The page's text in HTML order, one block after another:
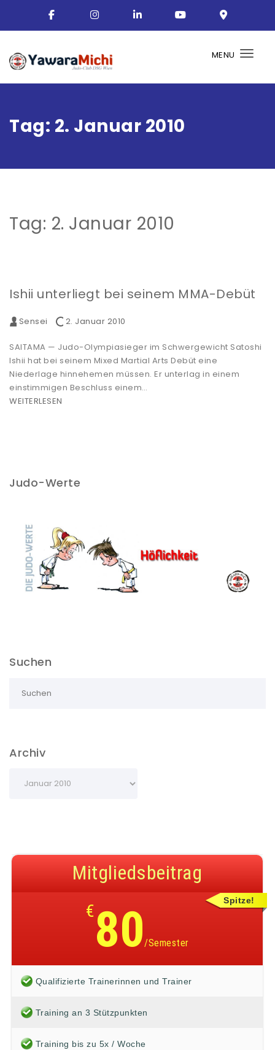
MENU
Tag: 2. Januar 2010
Tag: 2. Januar 2010
Ishii unterliegt bei seinem MMA-Debüt
Sensei 2. Januar 2010
SAITAMA — Judo-Olympiasieger im Schwergewicht Satoshi
Ishii hat bei seinem Mixed Martial Arts Debüt eine
Niederlage hinnehemen müssen. Er unterlag in einem
einstimmigen Beschluss einem…
WEITERLESEN
Judo-Werte
Suchen
Archiv
Spitze!
Mitgliedsbeitrag
€80/Semester
Qualifizierte Trainerinnen und Trainer
Training an 3 Stützpunkten
Training bis zu 5x / Woche